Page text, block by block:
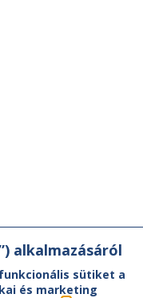
alkalmazásáról
sütiket a
és marketing